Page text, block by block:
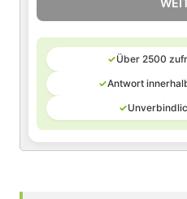
✓Über 2500
✓Antwort
✓